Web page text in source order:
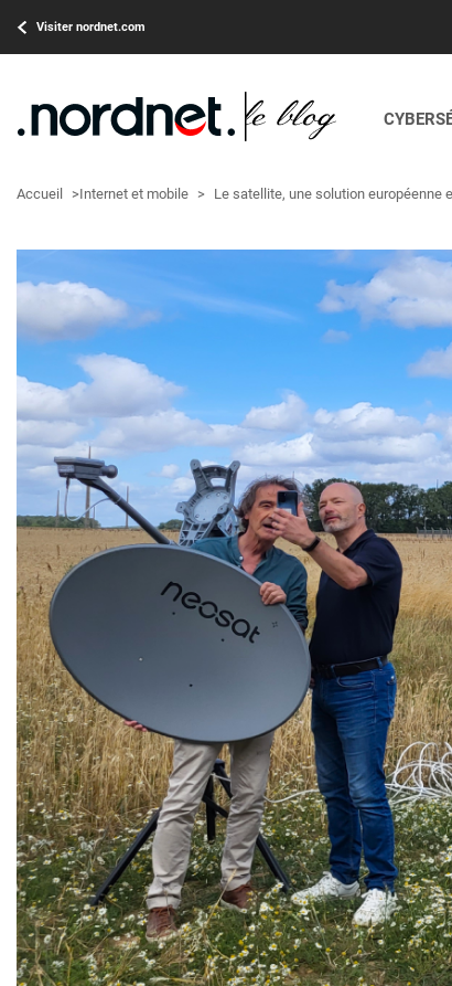
Visiter nordnet.com
Accueil >Internet et mobile > Le satellite, une solution européenne